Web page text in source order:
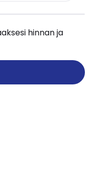
hinnan ja